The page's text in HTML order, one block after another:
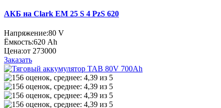
АКБ на Clark EM 25 S 4 PzS 620
Напряжение:80 V
Ёмкость:620 Ah
Цена:от 273000
Заказать